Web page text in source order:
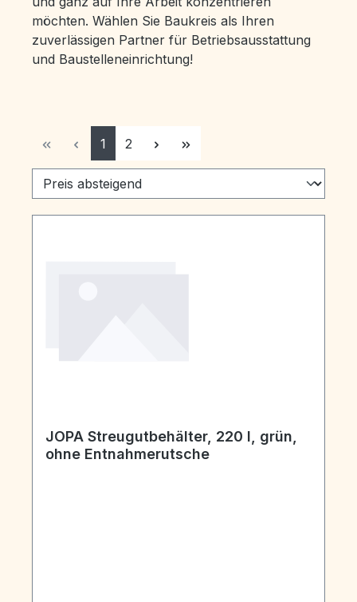
möchten. Wählen Sie Baukreis als Ihren
zuverlässigen Partner für Betriebsausstattung
und Baustelleneinrichtung!
Seite
1 Seite
2
JOPA Streugutbehälter, 220 l, grün,
ohne Entnahmerutsche